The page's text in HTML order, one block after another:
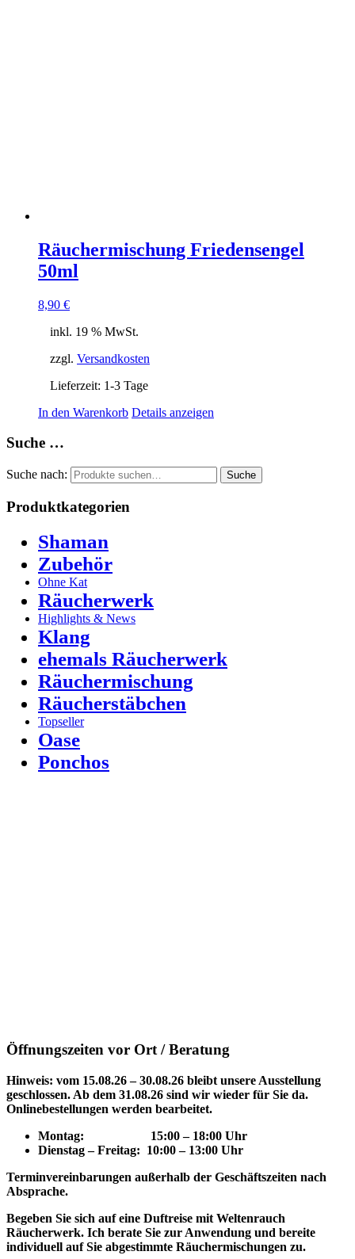
Räuchermischung Friedensengel
50ml
8,90 €
inkl. 19 % MwSt.
zzgl. Versandkosten
Lieferzeit: 1-3 Tage
In den Warenkorb Details anzeigen
Suche …
Suche nach: Suche
Produktkategorien
Shaman
Zubehör
Ohne Kat
Räucherwerk
Highlights & News
Klang
ehemals Räucherwerk
Räuchermischung
Räucherstäbchen
Topseller
Oase
Ponchos
Öffnungszeiten vor Ort / Beratung
Hinweis: vom 15.08.26 – 30.08.26 bleibt unsere Ausstellung
geschlossen. Ab dem 31.08.26 sind wir wieder für Sie da.
Onlinebestellungen werden bearbeitet.
Montag: 15:00 – 18:00 Uhr
Dienstag – Freitag: 10:00 – 13:00 Uhr
Terminvereinbarungen außerhalb der Geschäftszeiten nach
Absprache.
Begeben Sie sich auf eine Duftreise mit Weltenrauch
Räucherwerk. Ich berate Sie zur Anwendung und bereite
individuell auf Sie abgestimmte Räuchermischungen zu.